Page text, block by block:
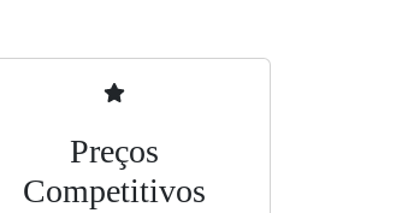
Preços
Competitivos